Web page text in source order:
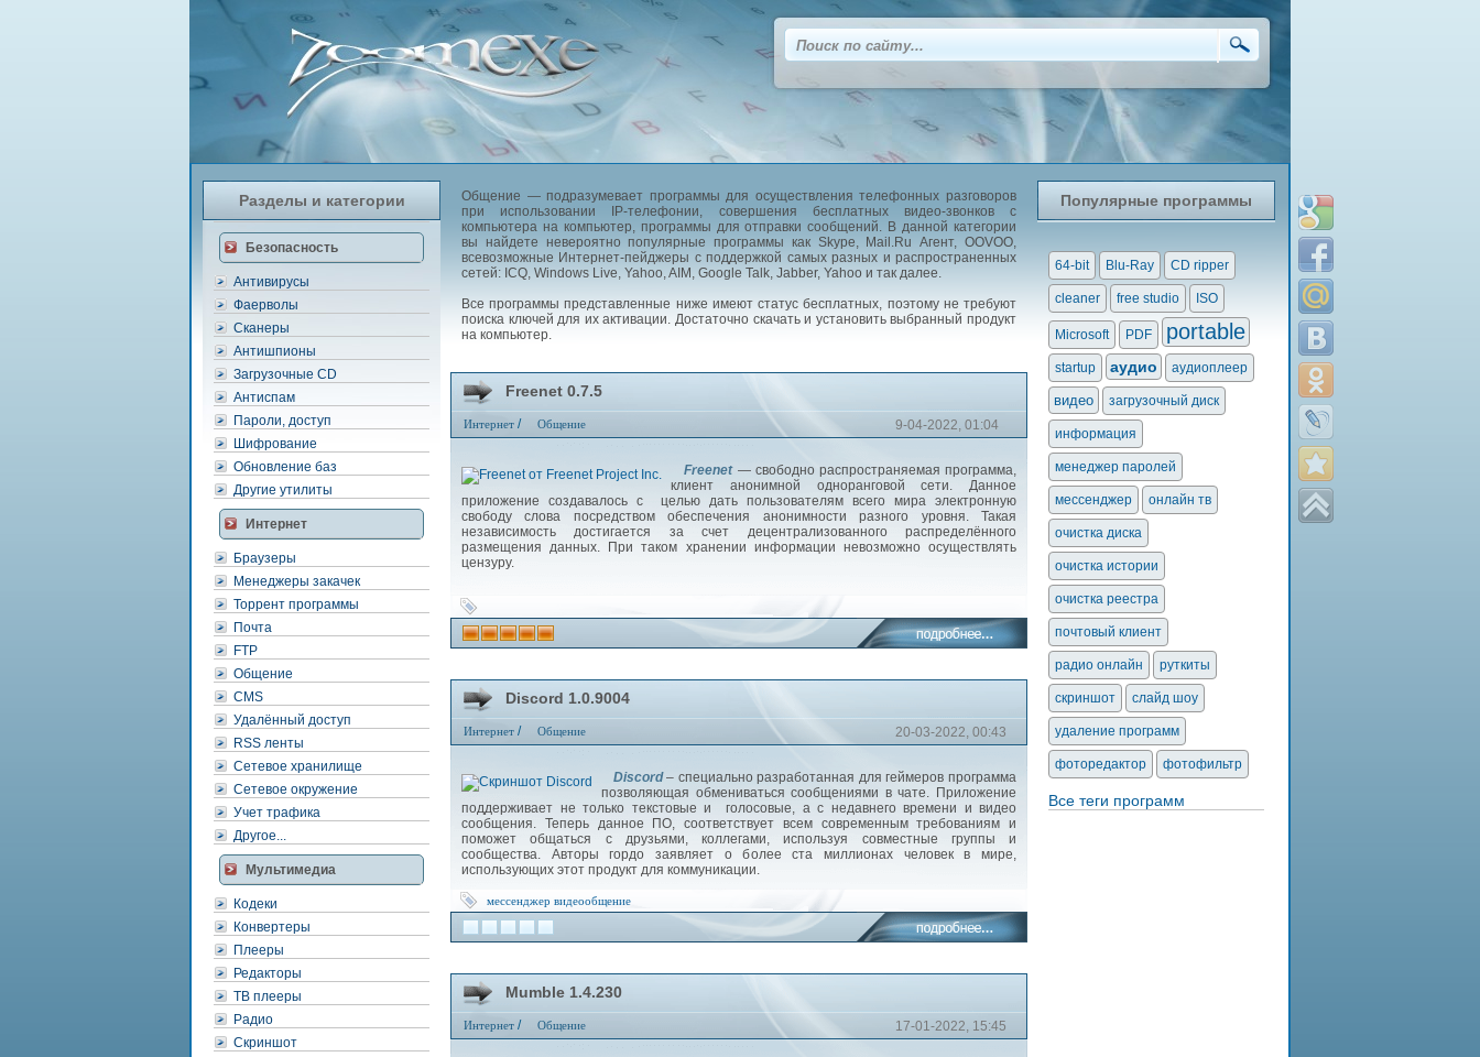
Разделы и категории
Безопасность
Антивирусы
Фаерволы
Сканеры
Антишпионы
Загрузочные CD
Антиспам
Пароли, доступ
Шифрование
Обновление баз
Другие утилиты
Интернет
Браузеры
Менеджеры закачек
Торрент программы
Почта
FTP
Общение
CMS
Удалённый доступ
RSS ленты
Сетевое хранилище
Сетевое окружение
Учет трафика
Другое...
Мультимедиа
Кодеки
Конвертеры
Плееры
Редакторы
ТВ плееры
Радио
Скриншот
Общение — подразумевает программы для осуществления телефонных разговоров
при использовании IP-телефонии, совершения бесплатных видео-звонков с
компьютера на компьютер, программы для отправки сообщений. В данной категории
вы найдете невероятно популярные программы как Skype, Mail.Ru Агент, OOVOO,
всевозможные Интернет-пейджеры с поддержкой самых разных и распространенных
сетей: ICQ, Windows Live, Yahoo, AIM, Google Talk, Jabber, Yahoo и так далее.
Все программы представленные ниже имеют статус бесплатных, поэтому не требуют
поиска ключей для их активации. Достаточно скачать и установить выбранный продукт
на компьютер.
Freenet 0.7.5
Интернет / Общение 9-04-2022, 01:04
Freenet— свободно распространяемая программа,
клиент анонимной одноранговой сети. Данное
приложение создавалось с целью дать пользователям всего мира электронную
свободу слова посредством обеспечения анонимности разного уровня. Такая
независимость достигается за счет децентрализованного распределённого
размещения данных. При таком хранении информации невозможно осуществлять
цензуру.
Discord 1.0.9004
Интернет / Общение 20-03-2022, 00:43
Discord– cпециально разработанная для геймеров программа
позволяющая обмениваться сообщениями в чате. Приложение
поддерживает не только текстовые и голосовые, а с недавнего времени и видео
сообщения. Теперь данное ПО, соответствует всем современным требованиям и
поможет общаться с друзьями, коллегами, используя совместные группы и
сообщества. Авторы гордо заявляет о более ста миллионах человек в мире,
использующих этот продукт для коммуникации.
мессенджер видеообщение
Mumble 1.4.230
Интернет / Общение 17-01-2022, 15:45
Популярные программы
64-bit Blu-Ray CD ripper
cleaner free studio ISO
Microsoft PDF portable
startup аудио аудиоплеер
видео загрузочный диск
информация
менеджер паролей
мессенджер онлайн тв
очистка диска
очистка истории
очистка реестра
почтовый клиент
радио онлайн руткиты
скриншот слайд шоу
удаление программ
фоторедактор фотофильтр
Все теги программ